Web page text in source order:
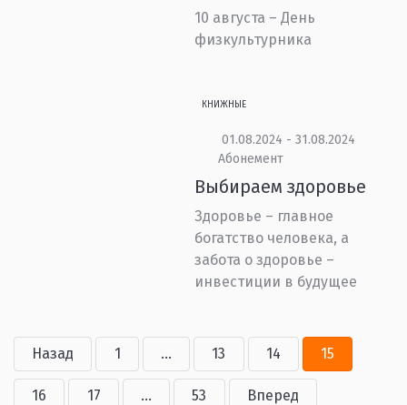
10 августа – День
физкультурника
КНИЖНЫЕ
01.08.2024 - 31.08.2024
Абонемент
Выбираем здоровье
Здоровье – главное
богатство человека, а
забота о здоровье –
инвестиции в будущее
Назад 1 ... 13 14 15
16 17 ... 53 Вперед